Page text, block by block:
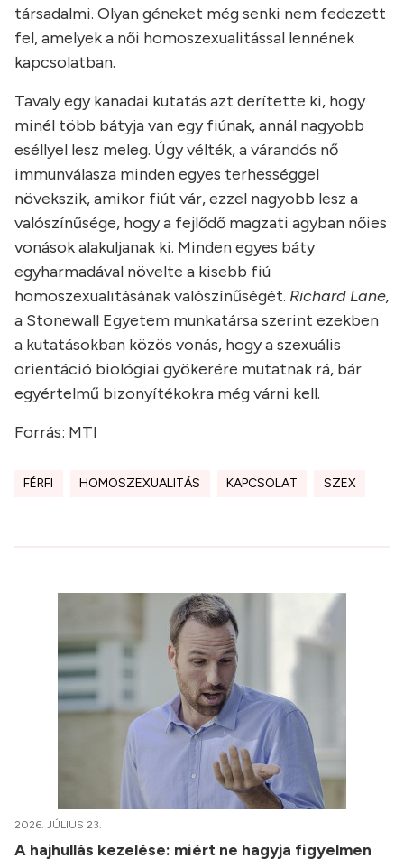
társadalmi. Olyan géneket még senki nem fedezett
fel, amelyek a női homoszexualitással lennének
kapcsolatban.
Tavaly egy kanadai kutatás azt derítette ki, hogy
minél több bátyja van egy fiúnak, annál nagyobb
eséllyel lesz meleg. Úgy vélték, a várandós nő
immunválasza minden egyes terhességgel
növekszik, amikor fiút vár, ezzel nagyobb lesz a
valószínűsége, hogy a fejlődő magzati agyban nőies
vonások alakuljanak ki. Minden egyes báty
egyharmadával növelte a kisebb fiú
homoszexualitásának valószínűségét. Richard Lane,
a Stonewall Egyetem munkatársa szerint ezekben
a kutatásokban közös vonás, hogy a szexuális
orientáció biológiai gyökerére mutatnak rá, bár
egyértelmű bizonyítékokra még várni kell.
Forrás: MTI
FÉRFI HOMOSZEXUALITÁS KAPCSOLAT SZEX
2026. JÚLIUS 23.
A hajhullás kezelése: miért ne hagyja figyelmen